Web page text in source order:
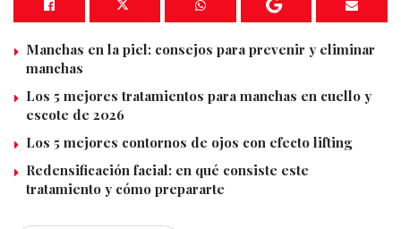
Manchas en la piel: consejos para prevenir y eliminar
manchas
Los 5 mejores tratamientos para manchas en cuello y
escote de 2026
Los 5 mejores contornos de ojos con efecto lifting
Redensificación facial: en qué consiste este
tratamiento y cómo prepararte